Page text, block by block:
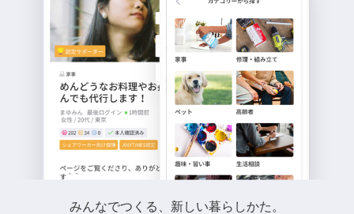
みんなでつくる、新しい暮らしかた。